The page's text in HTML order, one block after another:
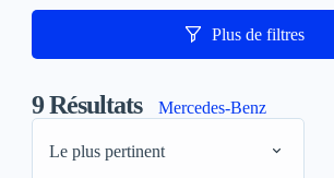
Plus de filtres
9Résultats Mercedes-Benz
Le plus pertinent